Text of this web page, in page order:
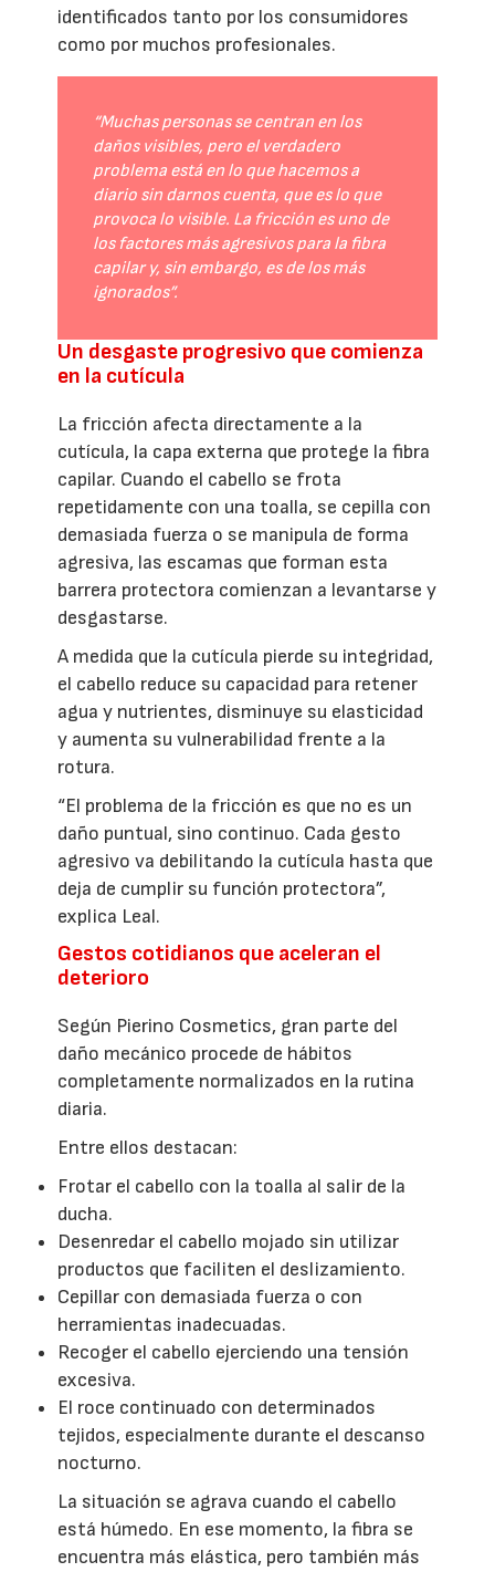
identificados tanto por los consumidores
como por muchos profesionales.
“Muchas personas se centran en los
daños visibles, pero el verdadero
problema está en lo que hacemos a
diario sin darnos cuenta, que es lo que
provoca lo visible. La fricción es uno de
los factores más agresivos para la fibra
capilar y, sin embargo, es de los más
ignorados”.
Un desgaste progresivo que comienza
en la cutícula
La fricción afecta directamente a la
cutícula, la capa externa que protege la fibra
capilar. Cuando el cabello se frota
repetidamente con una toalla, se cepilla con
demasiada fuerza o se manipula de forma
agresiva, las escamas que forman esta
barrera protectora comienzan a levantarse y
desgastarse.
A medida que la cutícula pierde su integridad,
el cabello reduce su capacidad para retener
agua y nutrientes, disminuye su elasticidad
y aumenta su vulnerabilidad frente a la
rotura.
“El problema de la fricción es que no es un
daño puntual, sino continuo. Cada gesto
agresivo va debilitando la cutícula hasta que
deja de cumplir su función protectora”,
explica Leal.
Gestos cotidianos que aceleran el
deterioro
Según Pierino Cosmetics, gran parte del
daño mecánico procede de hábitos
completamente normalizados en la rutina
diaria.
Entre ellos destacan:
Frotar el cabello con la toalla al salir de la
ducha.
Desenredar el cabello mojado sin utilizar
productos que faciliten el deslizamiento.
Cepillar con demasiada fuerza o con
herramientas inadecuadas.
Recoger el cabello ejerciendo una tensión
excesiva.
El roce continuado con determinados
tejidos, especialmente durante el descanso
nocturno.
La situación se agrava cuando el cabello
está húmedo. En ese momento, la fibra se
encuentra más elástica, pero también más